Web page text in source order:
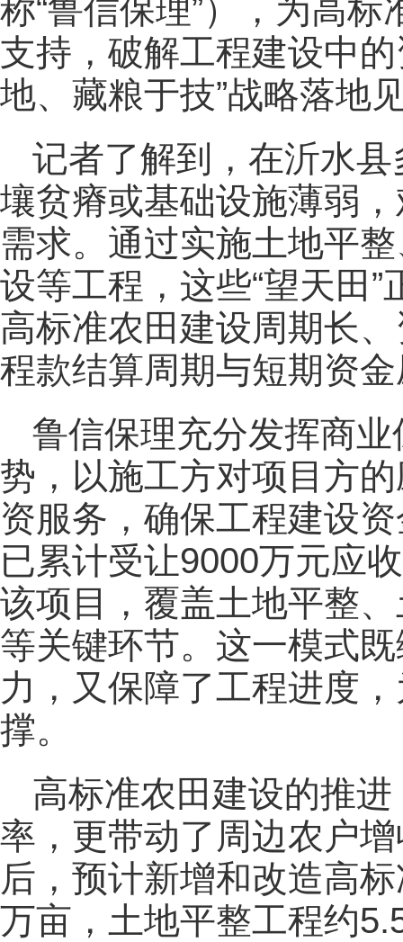
称“鲁信保理”），为高
支持，破解工程建设中
地、藏粮于技”战略落地
记者了解到，在沂水
壤贫瘠或基础设施薄弱
需求。通过实施土地平
设等工程，这些“望天田”
高标准农田建设周期长
程款结算周期与短期资
鲁信保理充分发挥商
势，以施工方对项目方
资服务，确保工程建设
已累计受让9000万元应
该项目，覆盖土地平整
等关键环节。这一模式
力，又保障了工程进度
撑。
高标准农田建设的推
率，更带动了周边农户
后，预计新增和改造高
万亩，土地平整工程约